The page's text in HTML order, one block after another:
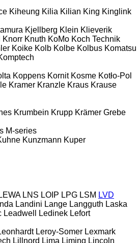
Kiheung Kilia Kilian King Kinglink
Kjellberg Klein Klieverik
Knorr Knuth KoMo Koch Technik
Koike Kolb Kolbe Kolbus Komatsu
Koppens Kornit Kosme Kotło-Pol
Kramer Kranzle Kraus Krause
Krumbein Krupp Krämer Grebe
M-series
Kunzmann Kuper
LEWA LNS LOIP LPG LSM LVD
Landini Lange Langguth Laska
Leadwell Ledinek Lefort
Leroy-Somer Lexmark
Lillnord Lima Liming Lincoln